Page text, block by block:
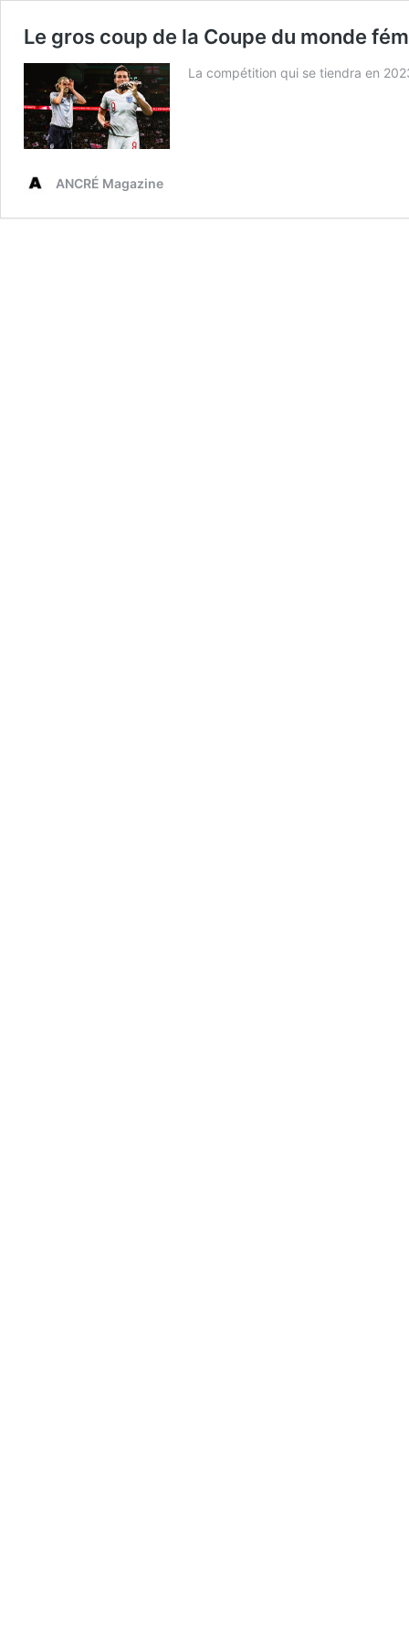
Le gros coup de la Coupe du monde
La compétition qui se tiendra en
ANCRÉ Magazine